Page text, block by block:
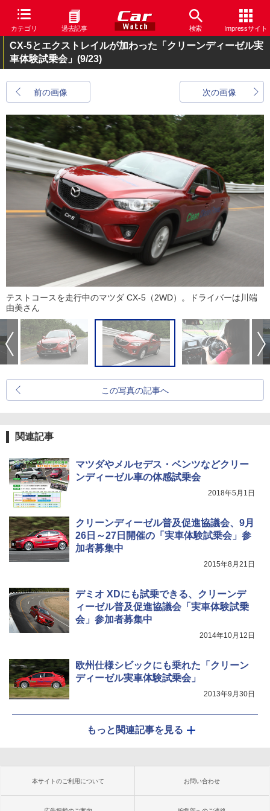
カテゴリ 過去記事 検索 Impressサイト
CX-5とエクストレイルが加わった「クリーンディーゼル実
車体験試乗会」 (9/23)
前の画像 次の画像
テストコースを走行中のマツダ CX-5（2WD）。ドライバーは川端
由美さん
この写真の記事へ
関連記事
マツダやメルセデス・ベンツなどクリー
ンディーゼル車の体感試乗会
2018年5月1日
クリーンディーゼル普及促進協議会、9月
26日～27日開催の「実車体験試乗会」参
加者募集中
2015年8月21日
デミオ XDにも試乗できる、クリーンデ
ィーゼル普及促進協議会「実車体験試乗
会」参加者募集中
2014年10月12日
欧州仕様シビックにも乗れた「クリーン
ディーゼル実車体験試乗会」
2013年9月30日
もっと関連記事を見る
本サイトのご利用について お問い合わせ